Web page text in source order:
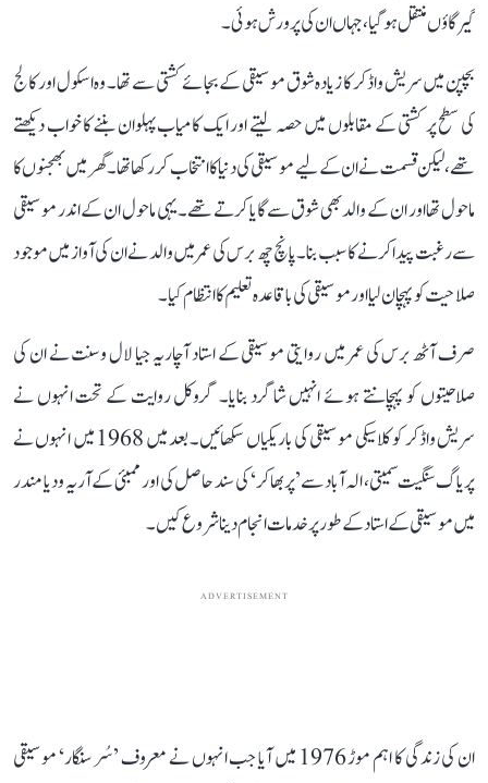
گیرگاؤں منتقل ہو گیا، جہاں ان کی پرورش ہوئی۔
بچپن میں سریش واڈکر کا زیادہ شوق موسیقی کے بجائے کشتی سے تھا۔ وہ اسکول اور کالج
کی سطح پر کشتی کے مقابلوں میں حصہ لیتے اور ایک کامیاب پہلوان بننے کا خواب دیکھتے
تھے، لیکن قسمت نے ان کے لیے موسیقی کی دنیا کا انتخاب کر رکھا تھا۔ گھر میں بھجنوں کا
ماحول تھا اور ان کے والد بھی شوق سے گایا کرتے تھے۔ یہی ماحول ان کے اندر موسیقی
سے رغبت پیدا کرنے کا سبب بنا۔ پانچ چھ برس کی عمر میں والد نے ان کی آواز میں موجود
صلاحیت کو پہچان لیا اور موسیقی کی باقاعدہ تعلیم کا انتظام کیا۔
صرف آٹھ برس کی عمر میں روایتی موسیقی کے استاد آچاریہ جیا لال وسنت نے ان کی
صلاحیتوں کو پہچانتے ہوئے انہیں شاگرد بنایا۔ گروکل روایت کے تحت انہوں نے
سریش واڈکر کو کلاسیکی موسیقی کی باریکیاں سکھائیں۔ بعد میں 1968 میں انہوں نے
پریاگ سنگیت سمیتی، الہ آباد سے ’پربھاکر‘ کی سند حاصل کی اور ممبئی کے آریہ ودیا مندر
میں موسیقی کے استاد کے طور پر خدمات انجام دینا شروع کیں۔
ADVERTISEMENT
ان کی زندگی کا اہم موڑ 1976 میں آیا جب انہوں نے معروف ’سُر سنگار‘ موسیقی